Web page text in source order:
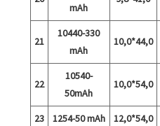
mAh
21
10440-330
mAh
10,0*44,0
22
10540-
50mAh
10,0*54,0
23 1254-50 mAh 12,0*54,0